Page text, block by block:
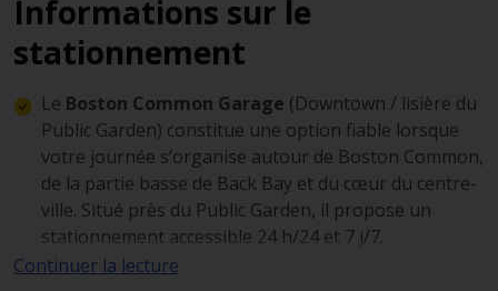
Informations sur le
stationnement
Le Boston Common Garage (Downtown / lisière du
Public Garden) constitue une option fiable lorsque
votre journée s’organise autour de Boston Common,
de la partie basse de Back Bay et du cœur du centre-
ville. Situé près du Public Garden, il propose un
stationnement accessible 24 h/24 et 7 j/7.
LeGarage at Post Office Square
Continuer la lecture